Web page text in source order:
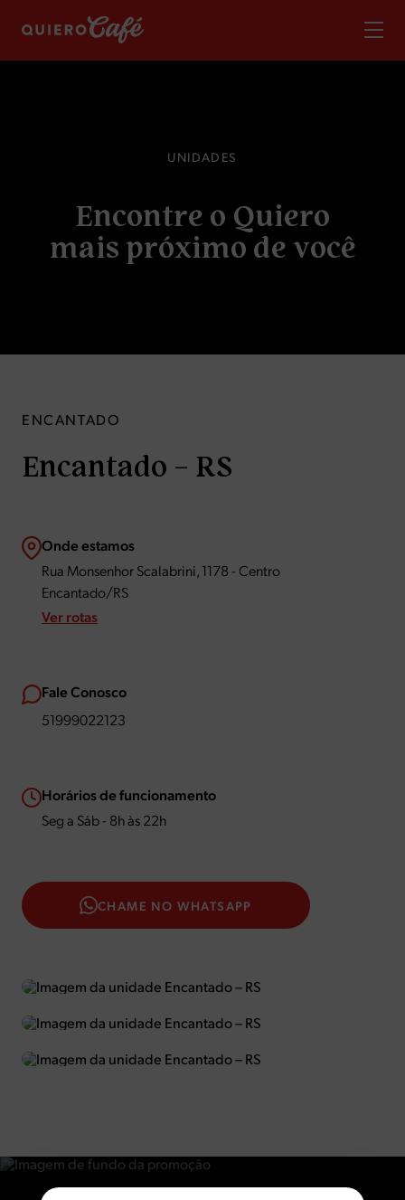
UNIDAD ES
Encontre o Quiero
mais próximo de você
ENCANTADO
Encantado – RS
Onde estamos
Rua Monsenhor Scalabrini, 1178 - Centro
Encantado/RS
Ver rotas
Fale Conosco
51999022123
Horários de funcionamento
Seg a Sáb - 8h às 22h
CHAME NO WHATSAPP